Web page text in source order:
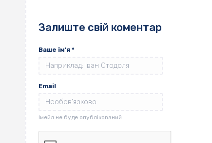
Залиште свій коментар
Ваше ім'я *
Email